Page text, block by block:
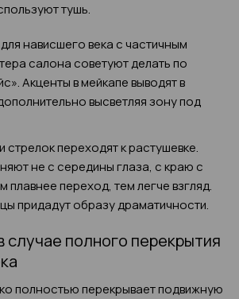
тушь.
для нависшего века с частичным
салона советуют делать по
Акценты в мейкапе выводят в
высветляя зону под
стрелок переходят к растушевке.
не с середины глаза, с краю с
плавнее переход, тем легче взгляд.
придадут образу драматичности.
случае полного перекрытия
полностью перекрывает подвижную